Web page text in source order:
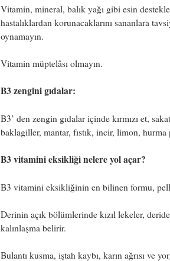
Vitamin, mineral, balık yağı gibi esin
hastalıklardan korunacaklarını sananlara
oynamayın.
Vitamin müptelâsı olmayın.
B3 zengini gıdalar:
B3’ den zengin gıdalar içinde kırmızı et,
baklagiller, mantar, fıstık, incir, limon,
B3 vitamini eksikliği nelere yol açar?
B3 vitamini eksikliğinin en bilinen formu,
Derinin açık bölümlerinde kızıl lekeler,
kalınlaşma belirir.
Bulantı kusma, iştah kaybı, karın ağrısı ve